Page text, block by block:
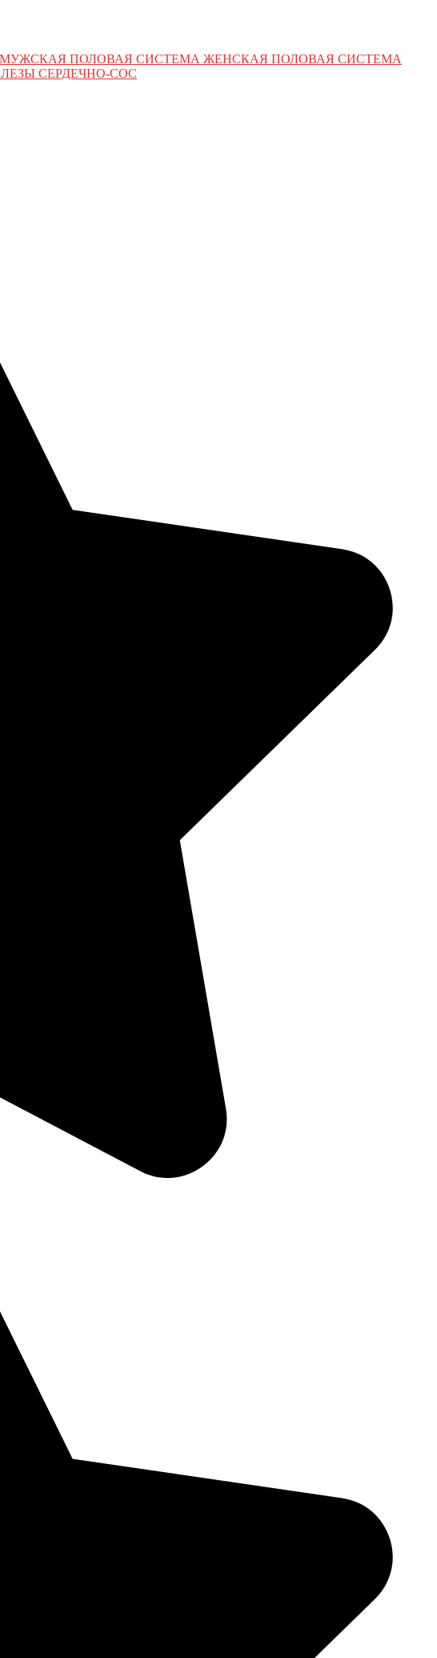
ПОЛОВАЯ СИСТЕМА ЖЕНСКАЯ ПОЛОВАЯ СИСТЕМА
СЕРДЕЧНО-СОС